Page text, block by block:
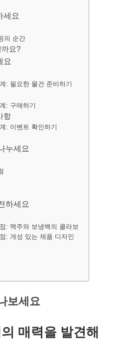
세요
의 순간
요?
요
: 필요한 물건 준비하기
: 구매하기
항
: 이벤트 확인하기
누세요
하세요
: 맥주와 보냉백의 콜라보
: 개성 있는 제품 디자인
보세요
매력을 발견해